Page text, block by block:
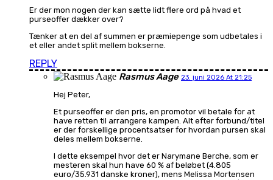
Er der mon nogen der kan sætte lidt flere ord på hvad et
purseoffer dækker over?
Tænker at en del af summen er præmiepenge som udbetales i
et eller andet split mellem bokserne.
REPLY
Rasmus Aage 23. juni 2026 At 21:25
Hej Peter,
Et purseoffer er den pris, en promotor vil betale for at
have retten til arrangere kampen. Alt efter forbund/titel
er der forskellige procentsatser for hvordan pursen skal
deles mellem bokserne.
I dette eksempel hvor det er Narymane Berche, som er
mesteren skal hun have 60 % af beløbet (4.805
euro/35.931 danske kroner), mens Melissa Mortensen